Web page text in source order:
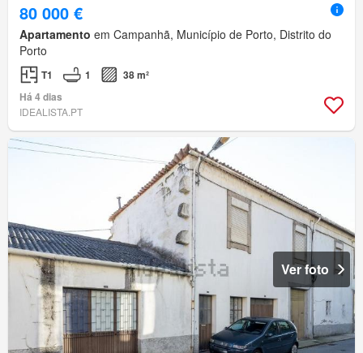
80 000 €
Apartamento em Campanhã, Município de Porto, Distrito do
Porto
T1 1
38 m²
Há 4 dias
IDEALISTA.PT
Ver foto